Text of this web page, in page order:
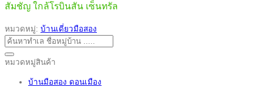
สัมชัญ ใกล้โรบินสัน เซ็นทรัล
หมวดหมู่: บ้านเดี่ยวมือสอง
ค้นหา:
หมวดหมู่สินค้า
บ้านมือสอง ดอนเมือง